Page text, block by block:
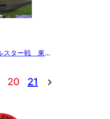
スター戦 東京
20 21